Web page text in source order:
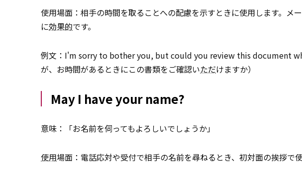
使用場面：相手の時間を取ることへの配慮を示すときに使用します。メ
に効果的です。
例文：I'm sorry to bother you, but could you review this document
が、お時間があるときにこの書類をご確認いただけますか）
May I have your name?
意味：「お名前を伺ってもよろしいでしょうか」
使用場面：電話応対や受付で相手の名前を尋ねるとき、初対面の挨拶で